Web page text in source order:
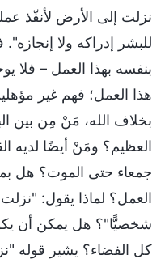
نزلت إلى الأرض لأنفّذ
للبشر إدراكه ولا
بنفسه بهذا العمل – فلا
هذا العمل؛ فهم غير
بخلاف الله، مَنْ مِن بين
العظيم؟ ومَنْ أيضًا لديه
جمعاء حتى الموت؟ هل
العمل؟ لماذا يقول:
شخصيًّا"؟ هل يمكن أن
كل الفضاء؟ يشير قوله